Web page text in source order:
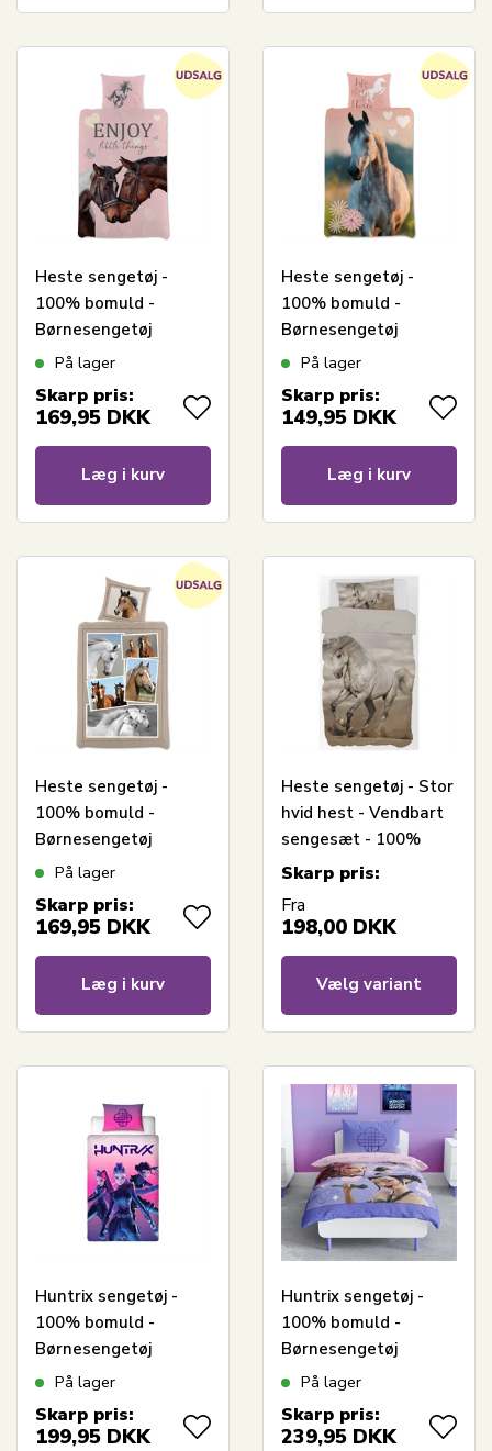
Heste sengetøj -
100% bomuld -
Børnesengetøj
140x200 cm - Lyserød
På lager
Skarp pris:
169,95 DKK
Læg i kurv
Heste sengetøj -
100% bomuld -
Børnesengetøj
140x200 cm -
På lager
Skarp pris:
149,95 DKK
Læg i kurv
Heste sengetøj -
100% bomuld -
Børnesengetøj
140x200 cm - Små
På lager
Skarp pris:
169,95 DKK
Læg i kurv
Heste sengetøj - Stor
hvid hest - Vendbart
sengesæt - 100%
bomulds sengelinned
Skarp pris:
Fra
198,00 DKK
Vælg variant
Huntrix sengetøj -
100% bomuld -
Børnesengetøj
140x200 cm - KPop
På lager
Skarp pris:
199,95 DKK
Huntrix sengetøj -
100% bomuld -
Børnesengetøj
140x200 cm - Lyserød
Hunters
På lager
Skarp pris:
239,95 DKK